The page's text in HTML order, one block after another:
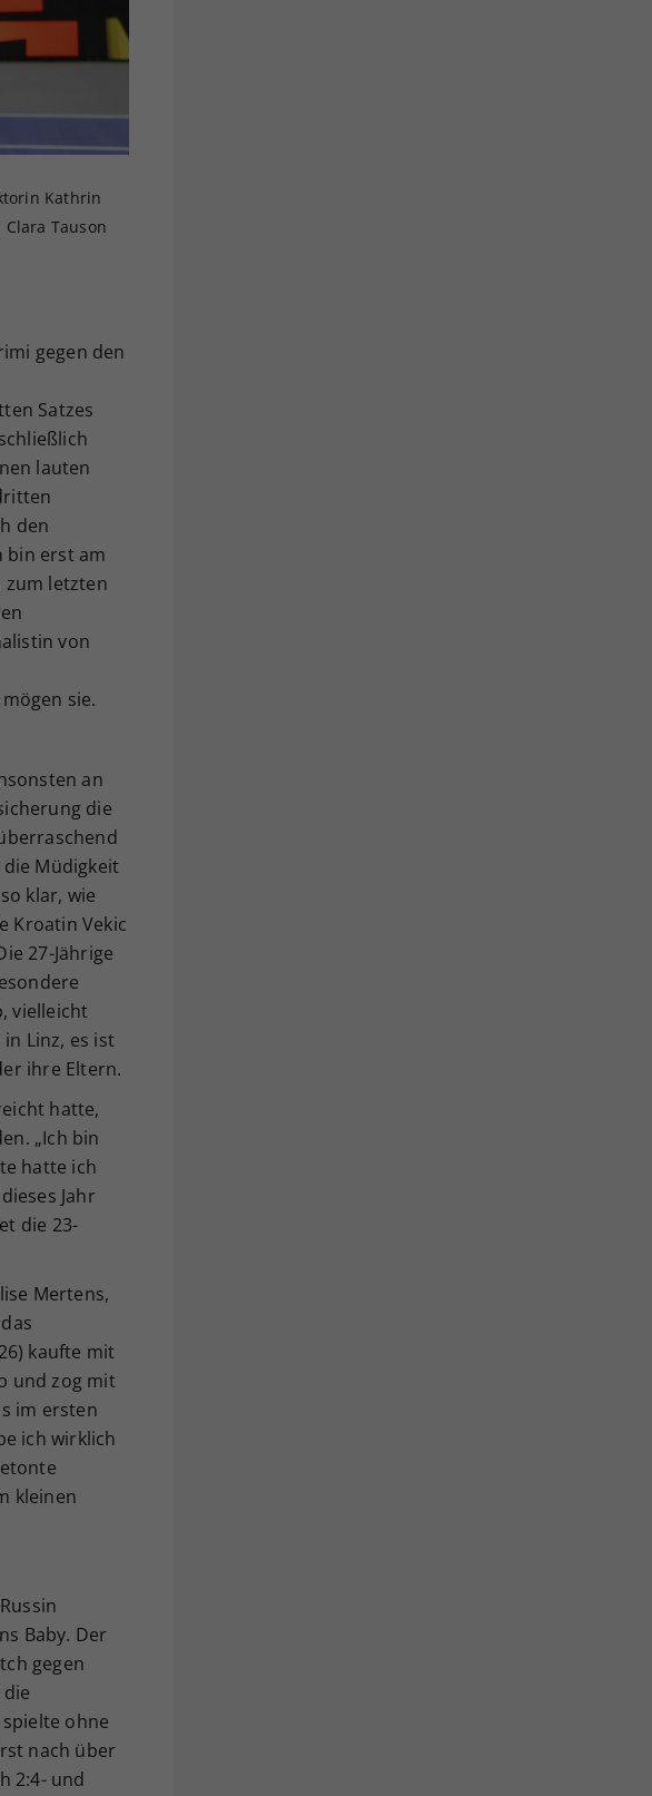
Kathrin
Tauson
gegen den
Satzes
lauten
den
bin erst am
zum letzten
von
sie.
an
die
die Müdigkeit
klar, wie
Kroatin Vekic
27-Jährige
vielleicht
Linz, es ist
ihre Eltern.
hatte,
„Ich bin
hatte ich
Jahr
die 23-
Mertens,
kaufte mit
und zog mit
im ersten
ich wirklich
kleinen
Baby. Der
gegen
ohne
nach über
2:4- und
falls der
hat.